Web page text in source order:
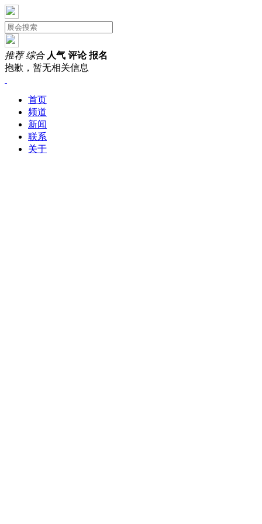
推荐 综合 人气 评论 报名
抱歉，暂无相关信息
首页
频道
新闻
联系
关于